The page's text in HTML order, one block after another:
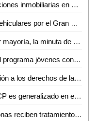
Sefin firma convenio para adquisiciones inmobiliarias en municipios
SSPC informa sobre los cierres vehiculares por el Gran Fondo Nairo 2024
El congreso del estado aprobó por mayoría, la minuta de reforma constitucional federal, en materia de simplificación orgánica
Inicia 1 de diciembre inscripción al programa jóvenes construyendo el futuro 2025: presidenta Claudia Sheinbaum; habrá 90 mil nuevos beneficiarios
Ejecutivo estatal fortalece protección a los derechos de la niñez y adolescencia
Ajustes cuatrimestrales de la SHCP es generalizado en el país; se utilizan fórmulas de distribución de la ley de coordinación fiscal
En la Huasteca Potosina 23 personas reciben tratamiento por VIH